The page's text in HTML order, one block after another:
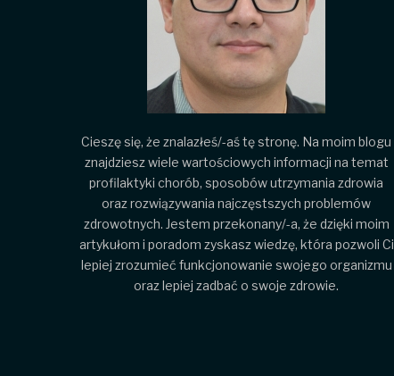
Cieszę się, że znalazłeś/-aś tę stronę. Na moim blogu
znajdziesz wiele wartościowych informacji na temat
profilaktyki chorób, sposobów utrzymania zdrowia
oraz rozwiązywania najczęstszych problemów
zdrowotnych. Jestem przekonany/-a, że dzięki moim
artykułom i poradom zyskasz wiedzę, która pozwoli Ci
lepiej zrozumieć funkcjonowanie swojego organizmu
oraz lepiej zadbać o swoje zdrowie.